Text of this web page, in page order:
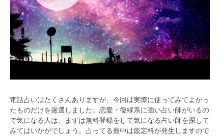
電話占いはたくさんありますが、今回は実際に使ってみてよかっ
たものだけを厳選しました。恋愛・復縁系に強い占い師がいるの
で気になる人は、まずは無料登録をして気になる占い師を探して
みてはいかがでしょう。占ってる最中は鑑定料が発生しますので